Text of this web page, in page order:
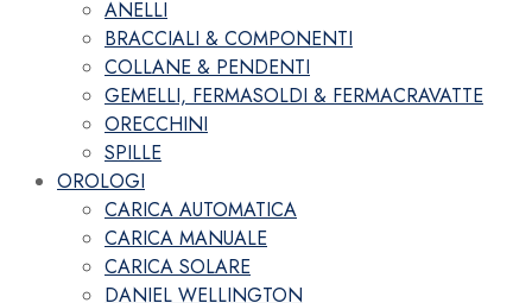
ANELLI
BRACCIALI & COMPONENTI
COLLANE & PENDENTI
GEMELLI, FERMASOLDI & FERMACRAVATTE
ORECCHINI
SPILLE
OROLOGI
CARICA AUTOMATICA
CARICA MANUALE
CARICA SOLARE
DANIEL WELLINGTON